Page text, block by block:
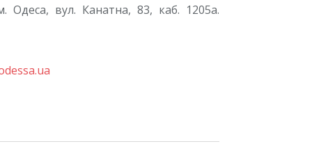
вул. Канатна, 83, каб. 1205а.